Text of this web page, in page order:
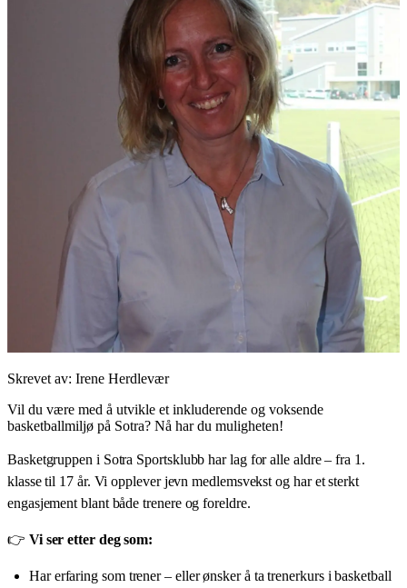
Skrevet av: Irene Herdlevær
Vil du være med å utvikle et inkluderende og voksende
basketballmiljø på Sotra? Nå har du muligheten!
Basketgruppen i Sotra Sportsklubb har lag for alle aldre – fra 1.
klasse til 17 år. Vi opplever jevn medlemsvekst og har et sterkt
engasjement blant både trenere og foreldre.
👉 Vi ser etter deg som:
Har erfaring som trener – eller ønsker å ta trenerkurs i basketball